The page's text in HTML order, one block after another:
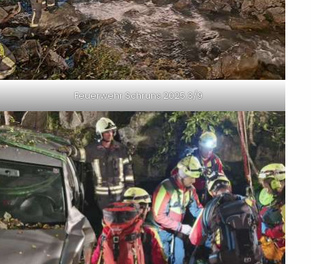
Feuerwehr Schruns 2025 3/9